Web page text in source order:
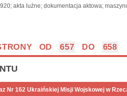
akta luźne; dokumentacja aktowa;
OD 657 DO 658
Nr 162 Ukraińskiej Misji Wojskowej w